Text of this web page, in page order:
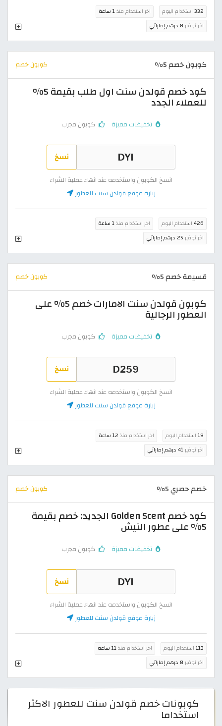
332 استخدام اليوم اخر استخدام منذ1 ساعة
اخر توفير 8 درهم إماراتي
كوبون خصم 5% كوبون خصم
كود خصم قولدن سنت اول طلب بقيمة 5%
للعملاء الجدد
تخفيضات مميزة كوبون مجرب
نسخ
انسخ الكوبون واستخدمه عند انهاء عملية الشراء
زيارة موقع قولدن سنت للعطور
426 استخدام اليوم اخر استخدام منذ1 ساعة
اخر توفير 25 درهم إماراتي
قسيمة خصم 5% كوبون خصم
كوبون قولدن سنت الامارات خصم 5% على
العطور الرجالية
تخفيضات مميزة كوبون مجرب
نسخ
انسخ الكوبون واستخدمه عند انهاء عملية الشراء
زيارة موقع قولدن سنت للعطور
19 استخدام اليوم اخر استخدام منذ 12 ساعة
اخر توفير41 درهم إماراتي
خصم حصري 5% كوبون خصم
كود خصم Golden Scent الجديد: خصم بقيمة
5% على عطور النيش
تخفيضات مميزة كوبون مجرب
نسخ
انسخ الكوبون واستخدمه عند انهاء عملية الشراء
زيارة موقع قولدن سنت للعطور
113 استخدام اليوم اخر استخدام منذ11 ساعة
اخر توفير 8 درهم إماراتي
كوبونات خصم قولدن سنت للعطور الاكثر
استخداما